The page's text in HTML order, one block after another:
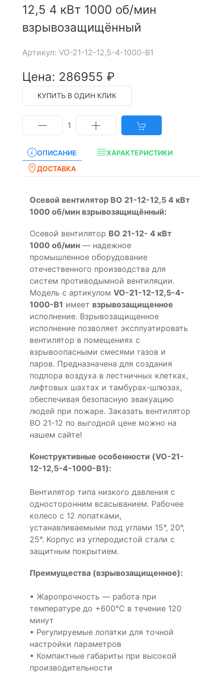
12,5 4 кВт 1000 об/мин
взрывозащищённый
Артикул: VO-21-12-12,5-4-1000-B1
Цена: 286955 ₽
КУПИТЬ В ОДИН КЛИК
1
ОПИСАНИЕ
ХАРАКТЕРИСТИКИ
ДОСТАВКА
Осевой вентилятор ВО 21-12-12,5 4 кВт
1000 об/мин взрывозащищённый:
Осевой вентилятор ВО 21-12- 4 кВт
1000 об/мин — надежное
промышленное оборудование
отечественного производства для
систем противодымной вентиляции.
Модель с артикулом VO-21-12-12,5-4-
1000-B1 имеет взрывозащищенное
исполнение. Взрывозащищенное
исполнение позволяет эксплуатировать
вентилятор в помещениях с
взрывоопасными смесями газов и
паров. Предназначена для создания
подпора воздуха в лестничных клетках,
лифтовых шахтах и тамбурах-шлюзах,
обеспечивая безопасную эвакуацию
людей при пожаре. Заказать вентилятор
ВО 21-12 по выгодной цене можно на
нашем сайте!
Конструктивные особенности (VO-21-
12-12,5-4-1000-B1):
Вентилятор типа низкого давления с
односторонним всасыванием. Рабочее
колесо с 12 лопатками,
устанавливаемыми под углами 15°, 20°,
25°. Корпус из углеродистой стали с
защитным покрытием.
Преимущества (взрывозащищенное):
• Жаропрочность — работа при
температуре до +600°С в течение 120
минут
• Регулируемые лопатки для точной
настройки параметров
• Компактные габариты при высокой
производительности